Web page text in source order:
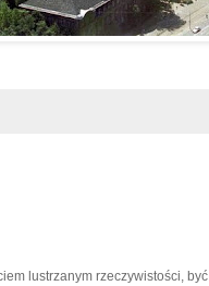
lustrzanym rzeczywistości,